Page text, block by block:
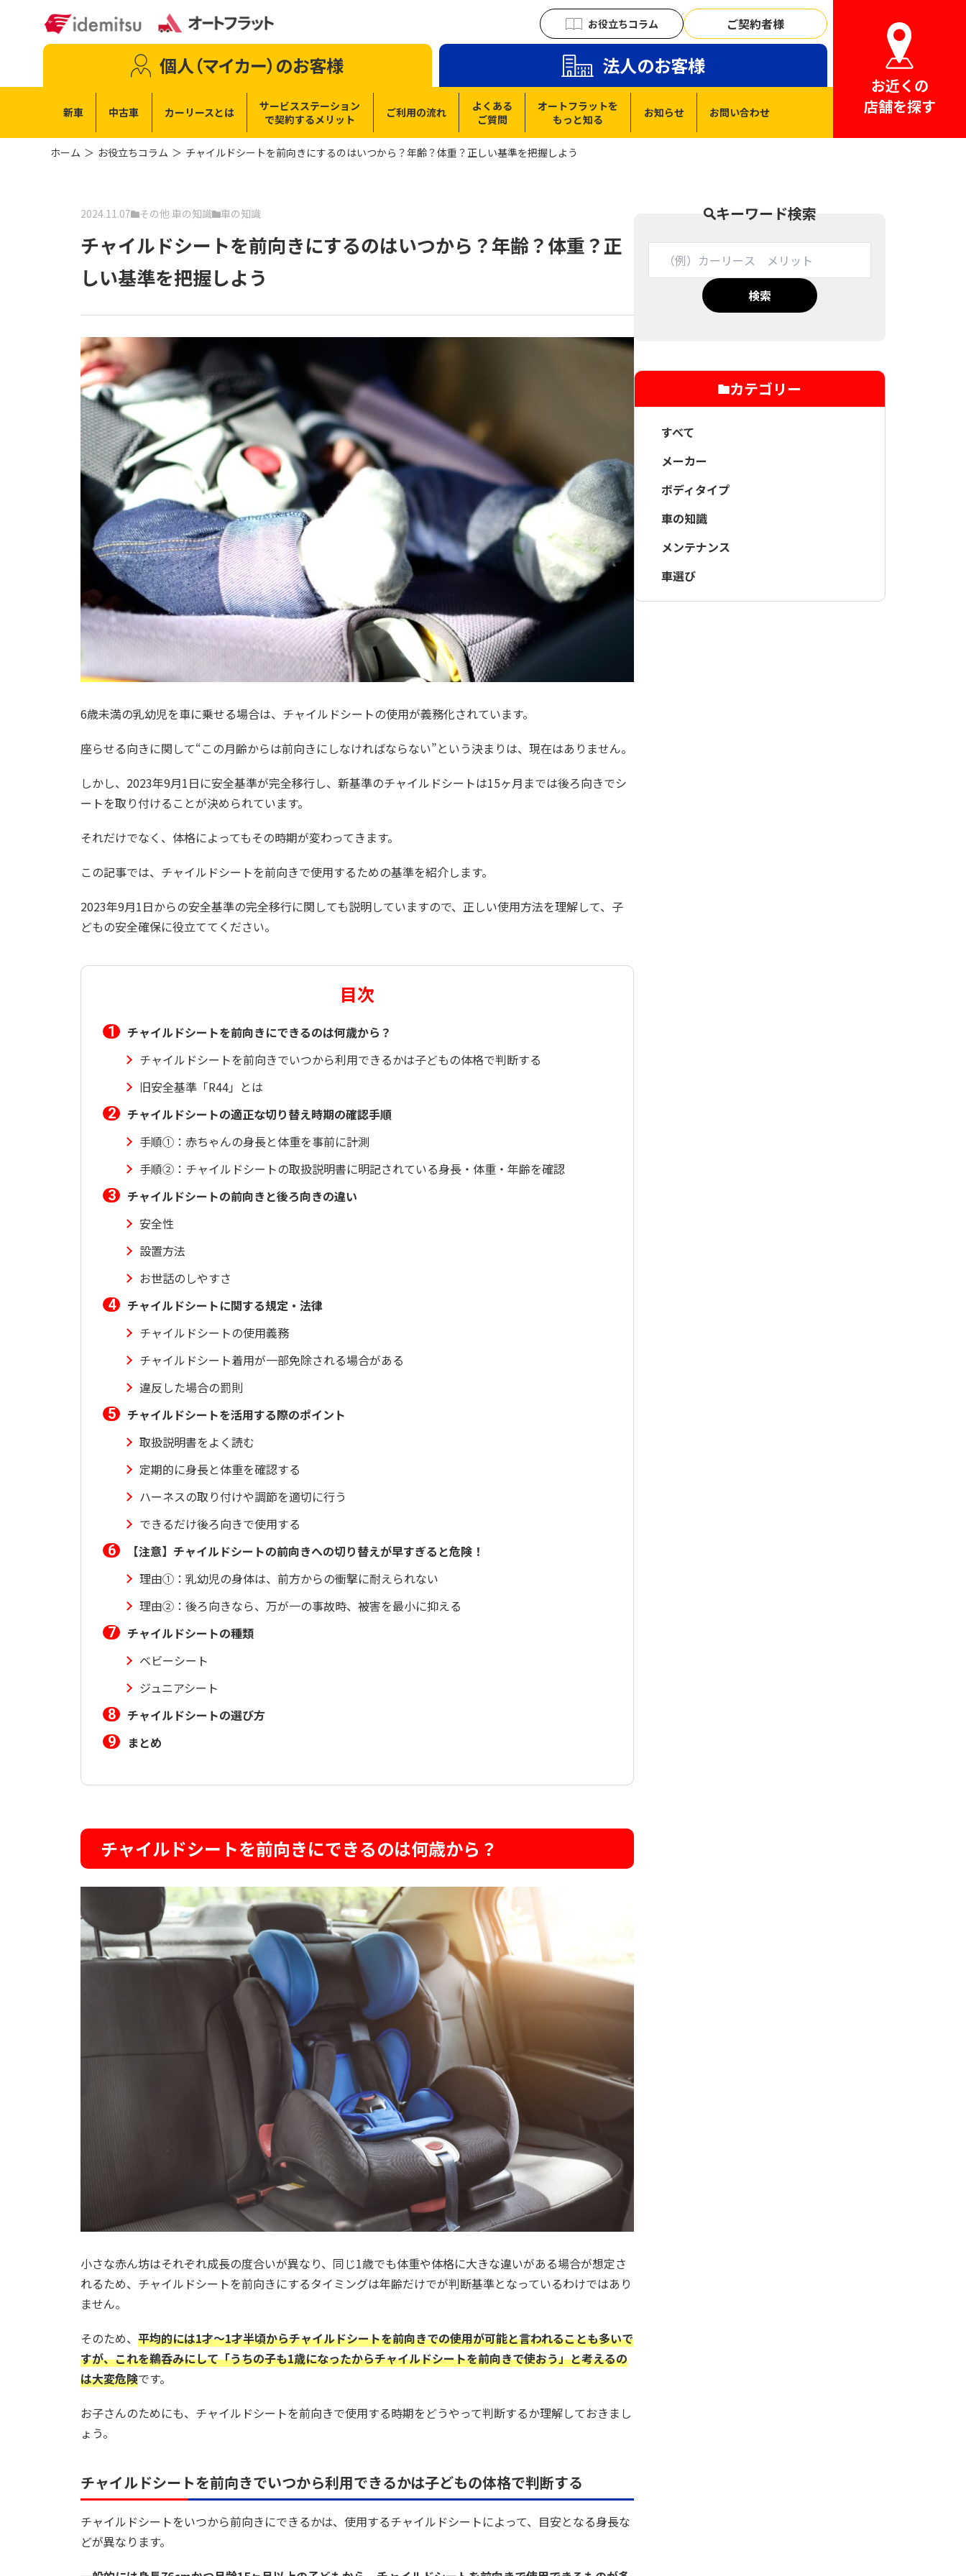
お役立ちコラム ご契約者様
個人（マイカー） のお客様 法人のお客様
新車 中古車 カーリースとは
サービスステーション
で契約するメリット ご利用の流れ
よくある
ご質問
オートフラットを
もっと知る
お知らせ お問い合わせ
お近くの
店舗を探す
ホーム お役立ちコラム チャイルドシートを前向きにするのはいつから？年齢？体重？正しい基準を把握しよう
2024.11.07 その他 車の知識 車の知識
チャイルドシートを前向きにするのはいつから？年齢？体重？正
しい基準を把握しよう
6歳未満の乳幼児を車に乗せる場合は、チャイルドシートの使用が義務化されています。
座らせる向きに関して“この月齢からは前向きにしなければならない”という決まりは、現在はありません。
しかし、2023年9月1日に安全基準が完全移行し、新基準のチャイルドシートは15ヶ月までは後ろ向きでシ
ートを取り付けることが決められています。
それだけでなく、体格によってもその時期が変わってきます。
この記事では、チャイルドシートを前向きで使用するための基準を紹介します。
2023年9月1日からの安全基準の完全移行に関しても説明していますので、正しい使用方法を理解して、子
どもの安全確保に役立ててください。
目次
チャイルドシートを前向きにできるのは何歳から？
チャイルドシートを前向きでいつから利用できるかは子どもの体格で判断する
旧安全基準「R44」とは
チャイルドシートの適正な切り替え時期の確認手順
手順①：赤ちゃんの身長と体重を事前に計測
手順②：チャイルドシートの取扱説明書に明記されている身長・体重・年齢を確認
チャイルドシートの前向きと後ろ向きの違い
安全性
設置方法
お世話のしやすさ
チャイルドシートに関する規定・法律
チャイルドシートの使用義務
チャイルドシート着用が一部免除される場合がある
違反した場合の罰則
チャイルドシートを活用する際のポイント
取扱説明書をよく読む
定期的に身長と体重を確認する
ハーネスの取り付けや調節を適切に行う
できるだけ後ろ向きで使用する
【注意】チャイルドシートの前向きへの切り替えが早すぎると危険！
理由①：乳幼児の身体は、前方からの衝撃に耐えられない
理由②：後ろ向きなら、万が一の事故時、被害を最小に抑える
チャイルドシートの種類
ベビーシート
ジュニアシート
チャイルドシートの選び方
まとめ
チャイルドシートを前向きにできるのは何歳から？
小さな赤ん坊はそれぞれ成長の度合いが異なり、同じ1歳でも体重や体格に大きな違いがある場合が想定さ
れるため、チャイルドシートを前向きにするタイミングは年齢だけでが判断基準となっているわけではあり
ません。
そのため、 平均的には1才～1才半頃からチャイルドシートを前向きでの使用が可能と言われることも多いで
すが、これを鵜呑みにして「うちの子も1歳になったからチャイルドシートを前向きで使おう」と考えるの
は大変危険です。
お子さんのためにも、チャイルドシートを前向きで使用する時期をどうやって判断するか理解しておきまし
ょう。
チャイルドシートを前向きでいつから利用できるかは子どもの体格で判断する
チャイルドシートをいつから前向きにできるかは、使用するチャイルドシートによって、目安となる身長な
どが異なります。
キーワード検索
検索
カテゴリー
すべて
メーカー
ボディタイプ
車の知識
メンテナンス
車選び